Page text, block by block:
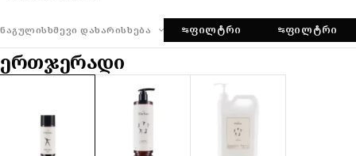
ᲜᲐᲒᲣᲚᲘᲡᲮᲛᲔᲕᲘ ᲓᲐᲮᲐᲠᲘᲡᲮᲔᲑᲐ ᲤᲘᲚᲢᲠᲘ ᲤᲘᲚᲢᲠᲘ
ᲔᲠᲗᲯᲔᲠᲐᲓᲘ